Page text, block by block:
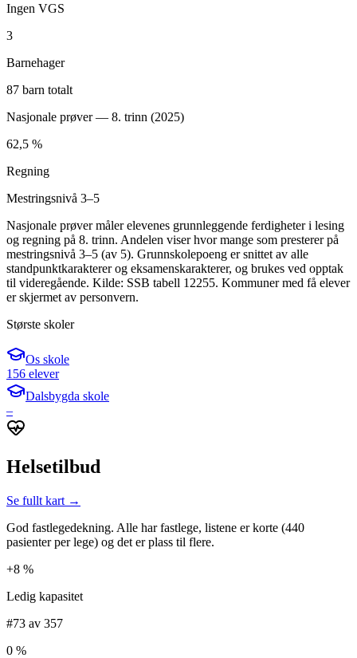
Ingen VGS
3
Barnehager
87 barn totalt
Nasjonale prøver — 8. trinn (2025)
62,5 %
Regning
Mestringsnivå 3–5
Nasjonale prøver måler elevenes grunnleggende ferdigheter i lesing
og regning på 8. trinn. Andelen viser hvor mange som presterer på
mestringsnivå 3–5 (av 5). Grunnskolepoeng er snittet av alle
standpunktkarakterer og eksamenskarakterer, og brukes ved opptak
til videregående. Kilde: SSB tabell 12255. Kommuner med få elever
er skjermet av personvern.
Største skoler
Os skole
156 elever
Dalsbygda skole
–
Helsetilbud
Se fullt kart →
God fastlegedekning. Alle har fastlege, listene er korte (440
pasienter per lege) og det er plass til flere.
+8 %
Ledig kapasitet
#73 av 357
0 %